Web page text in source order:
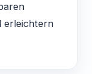
erleichtern